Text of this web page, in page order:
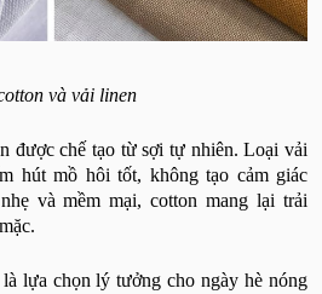
và vải linen
được chế tạo từ sợi tự nhiên. Loại vải
hút mồ hôi tốt, không tạo cảm giác
và mềm mại, cotton mang lại trải
lựa chọn lý tưởng cho ngày hè nóng